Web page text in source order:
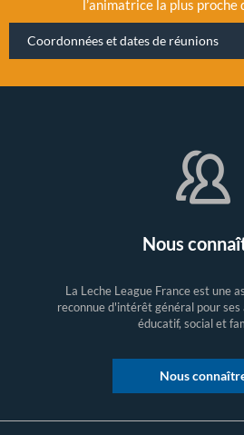
l’animatrice la plus proche
Coordonnées et dates de réunions
Nous
La Leche League France est une
reconnue d'intérêt général pour
éducatif, social et
Nous